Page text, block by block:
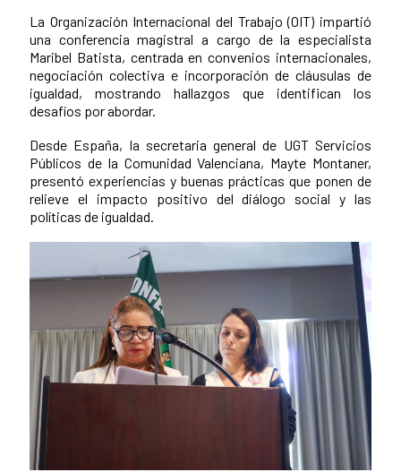
La Organización Internacional del Trabajo (OIT) impartió
una conferencia magistral a cargo de la especialista
Maribel Batista, centrada en convenios internacionales,
negociación colectiva e incorporación de cláusulas de
igualdad, mostrando hallazgos que identifican los
desafíos por abordar.
Desde España, la secretaria general de UGT Servicios
Públicos de la Comunidad Valenciana, Mayte Montaner,
presentó experiencias y buenas prácticas que ponen de
relieve el impacto positivo del diálogo social y las
políticas de igualdad.